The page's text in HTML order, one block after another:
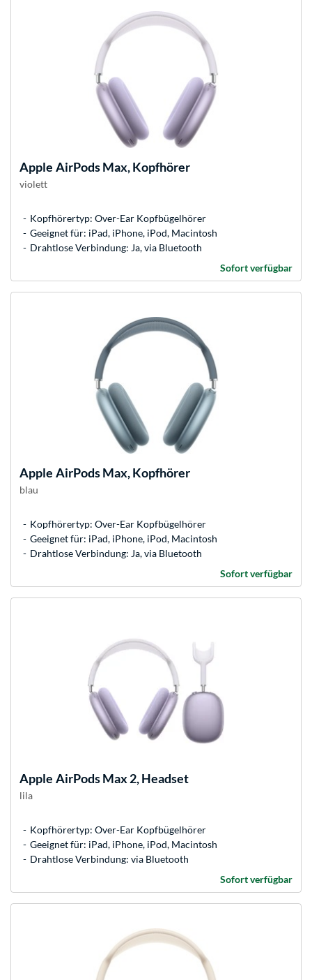
Apple AirPods Max, Kopfhörer
violett
Kopfhörertyp: Over-Ear Kopfbügelhörer
Geeignet für: iPad, iPhone, iPod, Macintosh
Drahtlose Verbindung: Ja, via Bluetooth
Sofort verfügbar
Apple AirPods Max, Kopfhörer
blau
Kopfhörertyp: Over-Ear Kopfbügelhörer
Geeignet für: iPad, iPhone, iPod, Macintosh
Drahtlose Verbindung: Ja, via Bluetooth
Sofort verfügbar
Apple AirPods Max 2, Headset
lila
Kopfhörertyp: Over-Ear Kopfbügelhörer
Geeignet für: iPad, iPhone, iPod, Macintosh
Drahtlose Verbindung: via Bluetooth
Sofort verfügbar